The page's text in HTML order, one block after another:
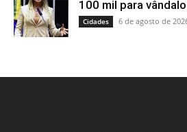
100 mil para
Cidades 6 de agosto de